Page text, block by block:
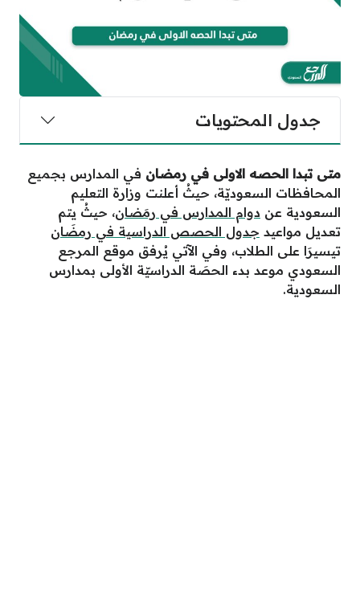
جدول المحتويات
متى تبدا الحصه الاولى في رمضان في المدارس بجميع
المحافظات السعوديّة، حيثُ أعلنت وزارة التعليم
السعودية عن دوام المدارس في رمَضان، حيثُ يتم
تعديل مواعيد جدول الحصص الدراسية في رمضَان
تيسيرَا على الطلاب، وفي الآتي يُرفق موقع المرجع
السعودي موعد بدء الحصَة الدراسيّة الأولى بمدارس
السعودية.